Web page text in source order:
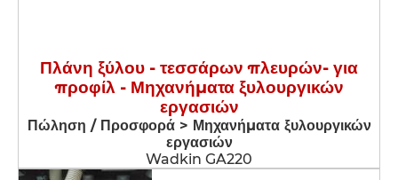
Πλάνη ξύλου - τεσσάρων πλευρών- για
προφίλ - Μηχανήματα ξυλουργικών
εργασιών
Πώληση / Προσφορά > Μηχανήματα ξυλουργικών
εργασιών
Wadkin GA220